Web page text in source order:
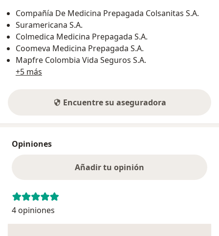
Compañía De Medicina Prepagada Colsanitas S.A.
Suramericana S.A.
Colmedica Medicina Prepagada S.A.
Coomeva Medicina Prepagada S.A.
Mapfre Colombia Vida Seguros S.A.
+5 más
Encuentre su aseguradora
Opiniones
Añadir tu opinión
4 opiniones